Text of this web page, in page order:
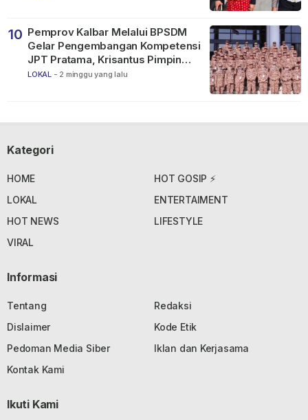
10 Pemprov Kalbar Melalui BPSDM
Gelar Pengembangan Kompetensi
JPT Pratama, Krisantus Pimpin
Apel Peserta
LOKAL - 2 minggu yang lalu
Kategori
HOME
HOT GOSIP ⚡
LOKAL
ENTERTAIMENT
HOT NEWS
LIFESTYLE
VIRAL
Informasi
Tentang
Redaksi
Dislaimer
Kode Etik
Pedoman Media Siber
Iklan dan Kerjasama
Kontak Kami
Ikuti Kami